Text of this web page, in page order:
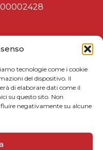
tecnologie come i cookie
del dispositivo. Il
di elaborare dati come il
su questo sito. Non
negativamente su alcune